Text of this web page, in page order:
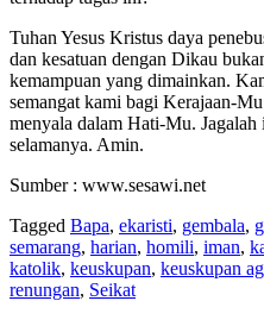
Tuhan Yesus Kristus daya
dan kesatuan dengan Dikau
kemampuan yang dimainkan.
semangat kami bagi Kerajaan-
menyala dalam Hati-Mu.
selamanya. Amin.
Sumber : www.sesawi.net
Tagged Bapa, ekaristi, gembala,
semarang, harian, homili, iman,
katolik, keuskupan, keuskupan
renungan, Seikat